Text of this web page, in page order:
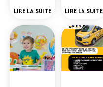
LIRE LA SUITE LIRE LA SUITE